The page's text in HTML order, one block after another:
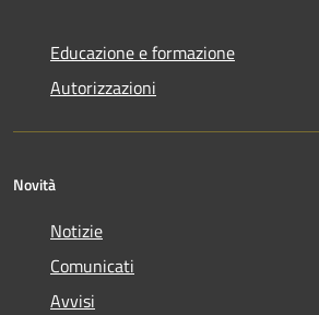
Educazione e formazione
Autorizzazioni
Novità
Notizie
Comunicati
Avvisi